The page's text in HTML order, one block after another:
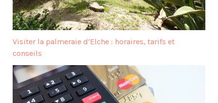
Visiter la palmeraie d’Elche : horaires, tarifs et
conseils